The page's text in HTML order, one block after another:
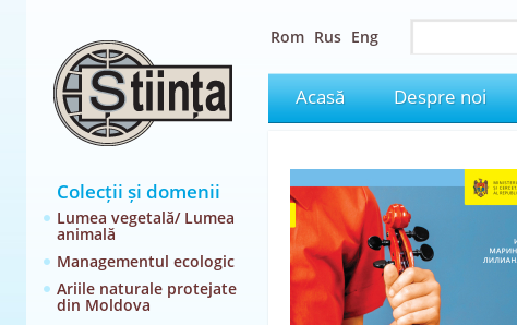
Colecții și domenii
Lumea vegetală/ Lumea
animală
Managementul ecologic
Ariile naturale protejate
din Moldova
Rom Rus Eng
Acasă Despre noi